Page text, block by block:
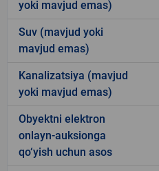
yoki mavjud emas)
Suv (mavjud yoki
mavjud emas)
Kanalizatsiya (mavjud
yoki mavjud emas)
Obyektni elektron
onlayn-auksionga
qo‘yish uchun asos